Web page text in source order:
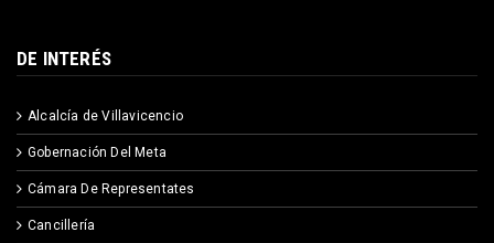
DE INTERÉS
Alcalcía de Villavicencio
Gobernación Del Meta
Cámara De Representates
Cancillería